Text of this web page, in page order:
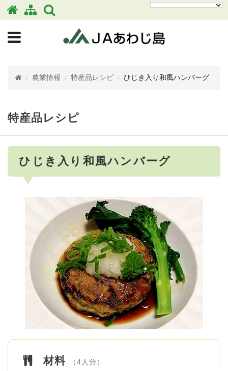
/ 農業情報 / 特産品レシピ / ひじき入り和風ハンバーグ
特産品レシピ
ひじき入り和風ハンバーグ
材料 （4人分）